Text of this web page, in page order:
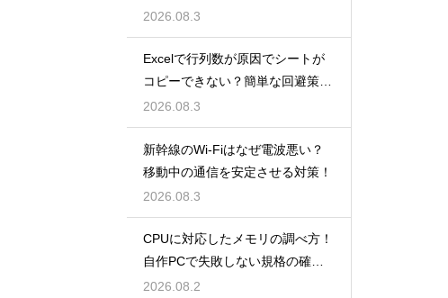
数
2026.08.3
Excelで行列数が原因でシートが
コピーできない？簡単な回避策を
解説
2026.08.3
新幹線のWi-Fiはなぜ電波悪い？
移動中の通信を安定させる対策！
2026.08.3
CPUに対応したメモリの調べ方！
自作PCで失敗しない規格の確認
手順
2026.08.2